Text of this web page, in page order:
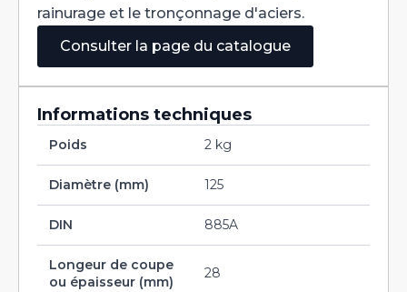
rainurage et le tronçonnage d'aciers.
Consulter la page du catalogue
Informations techniques
Poids 2 kg
Diamètre (mm) 125
DIN 885A
Longeur de coupe
ou épaisseur (mm)
28